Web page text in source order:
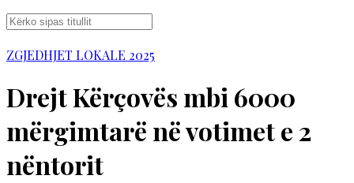
ZGJEDHJET LOKALE 2025
Drejt Kërçovës mbi 6000
mërgimtarë në votimet e 2
nëntorit